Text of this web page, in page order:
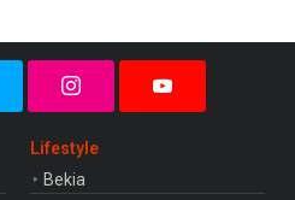
Lifestyle
Bekia